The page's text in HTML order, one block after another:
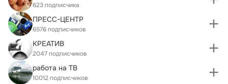
623 подписчика
ПРЕСС-ЦЕНТР
6576 подписчиков
КРЕАТИВ
2047 подписчиков
работа на ТВ
10012 подписчиков